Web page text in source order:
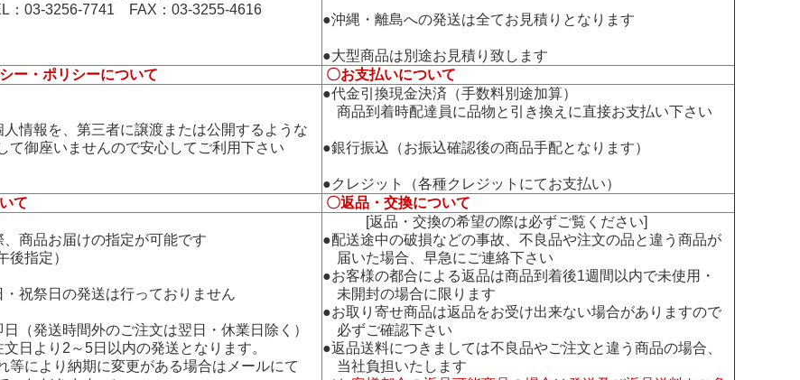
：03-3256-7741 FAX：03-3255-4616
●沖縄・離島への発送は全てお見積りとなります
●大型商品は別途お見積り致します
ー・ポリシーについて
〇お支払いについて
人情報を、第三者に譲渡または公開するような
て御座いませんので安心してご利用下さい
●代金引換現金決済（手数料別途加算）
商品到着時配達員に品物と引き換えに直接お支払い下さい
●銀行振込（お振込確認後の商品手配となります）
●クレジット（各種クレジットにてお支払い）
て
〇返品・交換について
、商品お届けの指定が可能です
指定）
・祝祭日の発送は行っておりません
（発送時間外のご注文は翌日・休業日除く）
日より2～5日以内の発送となります。
等により納期に変更がある場合はメールにて
[返品・交換の希望の際は必ずご覧ください]
●配送途中の破損などの事故、不良品や注文の品と違う商品が
届いた場合、早急にご連絡下さい
●お客様の都合による返品は商品到着後1週間以内で未使用・
未開封の場合に限ります
●お取り寄せ商品は返品をお受け出来ない場合がありますので
必ずご確認下さい
●返品送料につきましては不良品やご注文と違う商品の場合、
当社負担いたします